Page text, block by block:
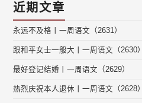
近期文章
永远不及格丨一周语文（2631）
跟和平女士一般大丨一周语文（2630）
最好登记结婚丨一周语文（2629）
热烈庆祝本人退休丨一周语文（2628）